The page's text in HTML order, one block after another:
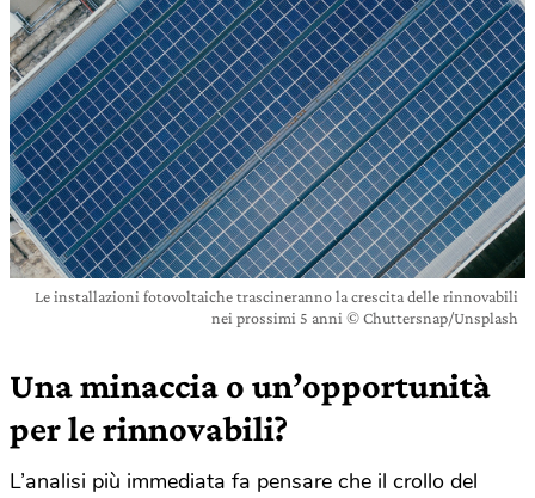
Le installazioni fotovoltaiche trascineranno la crescita delle rinnovabili
nei prossimi 5 anni © Chuttersnap/Unsplash
Una minaccia o un’opportunità
per le rinnovabili?
L’analisi più immediata fa pensare che il crollo del